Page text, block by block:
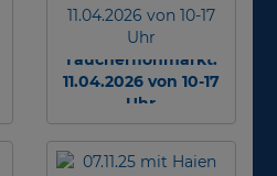
Taucherflohmarkt:
11.04.2026 von 10-17
Uhr